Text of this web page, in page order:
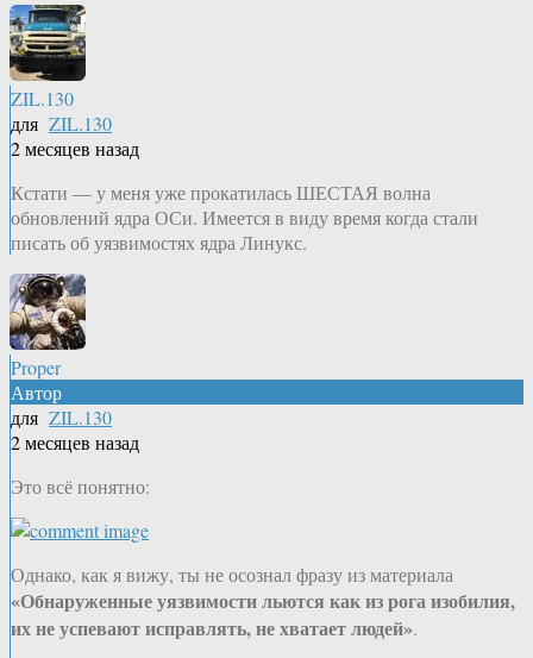
ZIL.130
для ZIL.130
2 месяцев назад
Кстати — у меня уже прокатилась ШЕСТАЯ волна
обновлений ядра ОСи. Имеется в виду время когда стали
писать об уязвимостях ядра Линукс.
Proper
Автор
для ZIL.130
2 месяцев назад
Это всё понятно:
Однако, как я вижу, ты не осознал фразу из материала
«Обнаруженные уязвимости льются как из рога изобилия,
их не успевают исправлять, не хватает людей».